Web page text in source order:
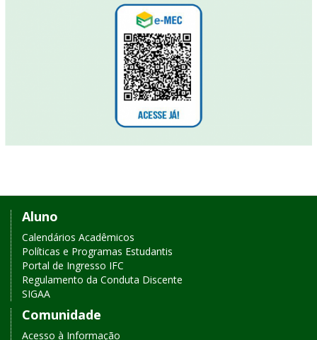
Links
de
acesso
rápido
Aluno
Calendários Acadêmicos
Políticas e Programas Estudantis
Portal de Ingresso IFC
Regulamento da Conduta Discente
SIGAA
Comunidade
Acesso à Informação